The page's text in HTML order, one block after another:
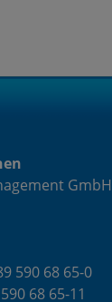
GmbH
590 68 65-0
68 65-11